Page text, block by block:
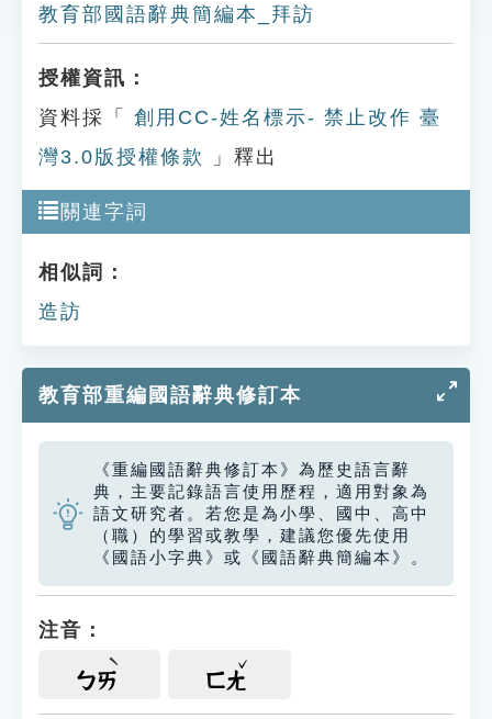
教育部國語辭典簡編本_拜訪
授權資訊：
資料採「
創用CC-姓名標示- 禁止改作 臺
灣3.0版授權條款
」釋出
關連字詞
相似詞：
造訪
教育部重編國語辭典修訂本
《重編國語辭典修訂本》為歷史語言辭
典，主要記錄語言使用歷程，適用對象為
語文研究者。若您是為小學、國中、高中
（職）的學習或教學，建議您優先使用
《國語小字典》或《國語辭典簡編本》。
注音：
ㄅㄞ ㄈㄤ